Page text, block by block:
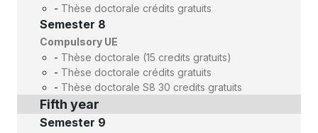
- Thèse doctorale crédits gratuits
Semester 8
Compulsory UE
- Thèse doctorale (15 credits gratuits)
- Thèse doctorale crédits gratuits
- Thèse doctorale S8 30 credits gratuits
Fifth year
Semester 9